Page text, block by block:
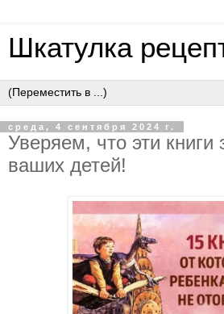
Шкатулка
среда, 4 сентября 2024 г.
Уверяем, что эти книги
ваших детей!